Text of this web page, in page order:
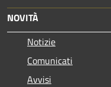
NOVITÀ
Notizie
Comunicati
Avvisi